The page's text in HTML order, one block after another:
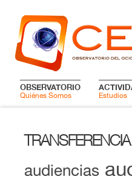
OBSERVATORIO
Quiénes Somos Estudios
TRANSFERENCIA
audiencias